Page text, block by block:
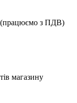
(працюємо з ПДВ)
магазину